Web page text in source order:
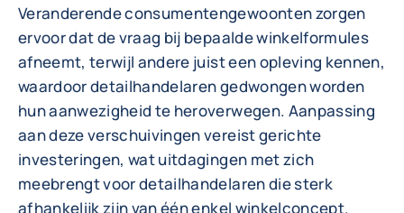
Veranderende consumentengewoonten zorgen
ervoor dat de vraag bij bepaalde winkelformules
afneemt, terwijl andere juist een opleving kennen,
waardoor detailhandelaren gedwongen worden
hun aanwezigheid te heroverwegen. Aanpassing
aan deze verschuivingen vereist gerichte
investeringen, wat uitdagingen met zich
meebrengt voor detailhandelaren die sterk
afhankelijk zijn van één enkel winkelconcept.